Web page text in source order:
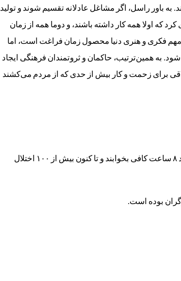
به باور راسل، اگر مشاغل عادلانه تقسیم شوند و تولید
اولا همه کار داشته باشند، و دوما همه از زمان‌
مهم فکری و هنری دنیا محصول زمان فراغت است، اما
به همین‌ترتیب، حاکمان و ثروتمندان فرهنگی ایجاد
برای زحمت و کار بیش از حدی که از مردم می‌کشند
گفته می‌شود دو سوم بزرگسالان در کشورهای توسعه‌یافته نمی‌توانند ۸ ساعت کافی بخوابند و تا کنون بیش از ۱۰۰ اختلال
بوده است.